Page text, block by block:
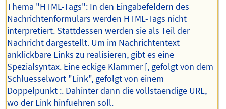
Thema "HTML-Tags": In den Eingabefeldern des
Nachrichtenformulars werden HTML-Tags nicht
interpretiert. Stattdessen werden sie als Teil der
Nachricht dargestellt. Um im Nachrichtentext
anklickbare Links zu realisieren, gibt es eine
Spezialsyntax. Eine eckige Klammer [, gefolgt von dem
Schluesselwort "Link", gefolgt von einem
Doppelpunkt :. Dahinter dann die vollstaendige URL,
wo der Link hinfuehren soll.